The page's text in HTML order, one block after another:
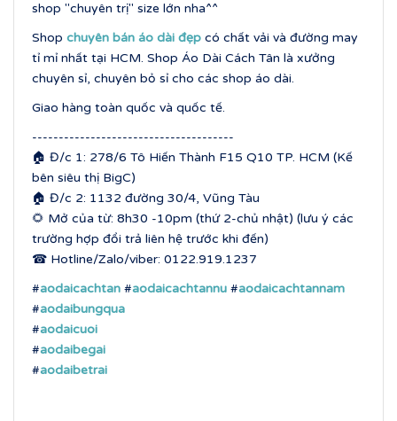
shop "chuyên trị" size lớn nha^^
Shop chuyên bán áo dài đẹp có chất vải và đường may
tỉ mỉ nhất tại HCM. Shop Áo Dài Cách Tân là xưởng
chuyên sỉ, chuyên bỏ sỉ cho các shop áo dài.
Giao hàng toàn quốc và quốc tế.
--------------------------------------
🏠 Đ/c 1: 278/6 Tô Hiến Thành F15 Q10 TP. HCM (Kế
bên siêu thị BigC)
🏠 Đ/c 2: 1132 đường 30/4, Vũng Tàu
🌻 Mở của từ: 8h30 -10pm (thứ 2-chủ nhật) (lưu ý các
trường hợp đổi trả liên hệ trước khi đến)
☎ Hotline/Zalo/viber: 0122.919.1237
#aodaicachtan #aodaicachtannu #aodaicachtannam
#aodaibungqua
#aodaicuoi
#aodaibegai
#aodaibetrai